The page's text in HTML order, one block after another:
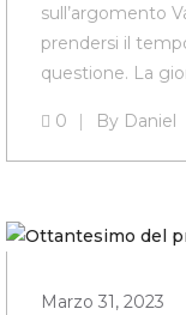
sull’argomento
prendersi il
questione. La
0 By Daniel
Marzo 31, 2023